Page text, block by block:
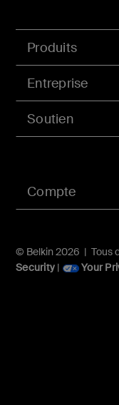
Compte
Produits
Entreprise
Soutien
© Belkin 2026 | Tous
Security | Your